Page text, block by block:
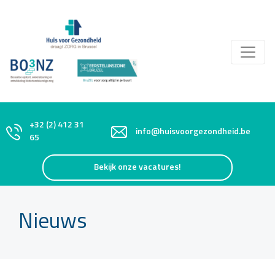
+32 (2) 412 31
65
info@huisvoorgezondheid.be
Bekijk onze vacatures!
Nieuws